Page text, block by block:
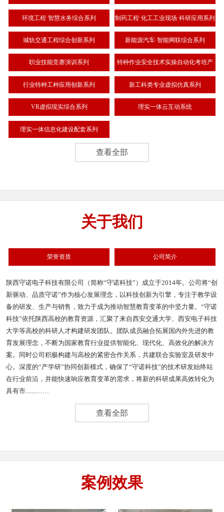
环境工程·智慧水务综合系列 制药工程·化工工业现场·科研应用系列
城轨交通工程综合创新系列 新能源汽车·智能网联综合系列
职业技能竞赛演训系列 特种作业安全技术实操自动化考培产
行业特种工种应用创新系列 新工科类专业虚拟仿真系列
VR虚拟现实综合系列 理实一体云互动系统
理实一体信息化建设配套系列
查看全部
关于我们
荣誉资质 公司简介
陕西守诺电子科技有限公司（简称“守诺科技”）成立于2014年。公司将“创
新驱动、品质守诺”作为核心发展理念，以科技创新为引擎，专注于教学设
备的研发、生产与销售，致力于成为推动智慧教育变革的中坚力量。“守诺
科技”依托陕西高校的教育资源，汇聚了来自西安交通大学、西安电子科技
大学等高校的科研人才构建研发团队。团队成员融合拓展国内外先进的教
育发展理念，不断为国家教育行业提供智能化、现代化、高效化的解决方
案。同时公司积极构建与高校的紧密合作关系，共建联合实验室及研发中
心。深度的“产学研”协同创新模式，确保了“守诺科技”的技术研发始终站
在行业前沿，并能快速响应教育变革的需求，将新的科研成果高效转化为
具有市.......……
查看全部
案例效果